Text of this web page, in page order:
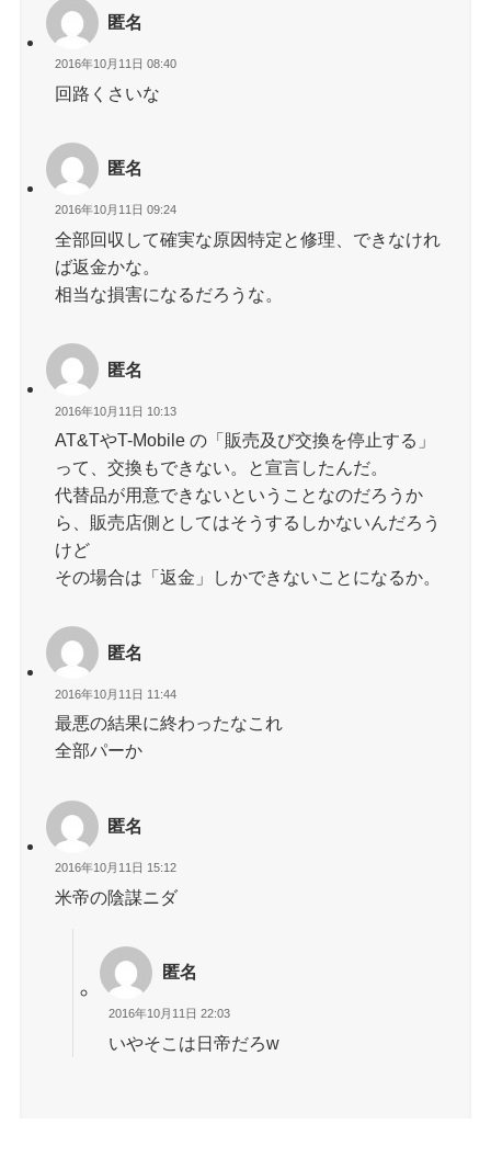
匿名
2016年10月11日 08:40
回路くさいな
匿名
2016年10月11日 09:24
全部回収して確実な原因特定と修理、できなけれ
ば返金かな。
相当な損害になるだろうな。
匿名
2016年10月11日 10:13
AT&TやT-Mobile の「販売及び交換を停止する」
って、交換もできない。と宣言したんだ。
代替品が用意できないということなのだろうか
ら、販売店側としてはそうするしかないんだろう
けど
その場合は「返金」しかできないことになるか。
匿名
2016年10月11日 11:44
最悪の結果に終わったなこれ
全部パーか
匿名
2016年10月11日 15:12
米帝の陰謀ニダ
匿名
2016年10月11日 22:03
いやそこは日帝だろw